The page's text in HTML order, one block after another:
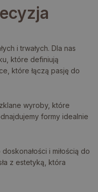
i trwałych. Dla nas
które definiują
które łączą pasję do
wyroby, które
formy idealnie
i miłością do
z estetyką, która